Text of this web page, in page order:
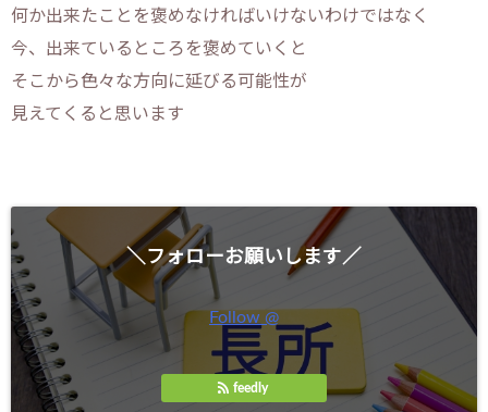
何か出来たことを褒めなければいけないわけではなく
今、出来ているところを褒めていくと
そこから色々な方向に延びる可能性が
見えてくると思います
＼フォローお願いします／
Follow @
feedly